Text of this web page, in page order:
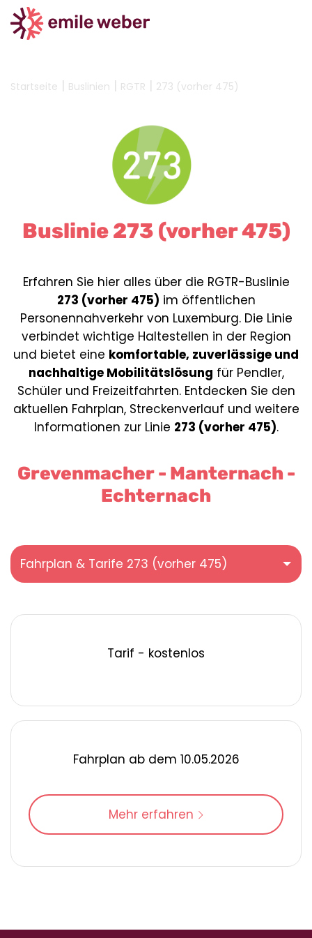
Startseite | Buslinien | RGTR | 273 (vorher 475)
Buslinie 273 (vorher 475)
Erfahren Sie hier alles über die RGTR-Buslinie
273 (vorher 475) im öffentlichen
Personennahverkehr von Luxemburg. Die Linie
verbindet wichtige Haltestellen in der Region
und bietet eine komfortable, zuverlässige und
nachhaltige Mobilitätslösung für Pendler,
Schüler und Freizeitfahrten. Entdecken Sie den
aktuellen Fahrplan, Streckenverlauf und weitere
Informationen zur Linie 273 (vorher 475).
Grevenmacher - Manternach -
Echternach
Fahrplan & Tarife 273 (vorher 475)
Tarif - kostenlos
Fahrplan ab dem 10.05.2026
Mehr erfahren